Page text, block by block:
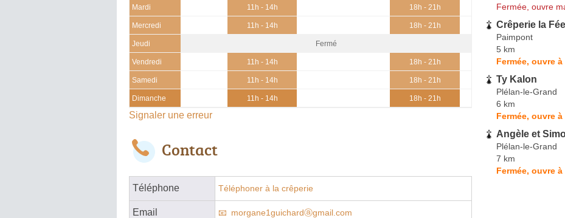
Mardi 11h - 14h 18h - 21h
Mercredi 11h - 14h 18h - 21h
Jeudi Fermé
Vendredi 11h - 14h 18h - 21h
Samedi 11h - 14h 18h - 21h
Dimanche 11h - 14h 18h - 21h
Signaler une erreur
Contact
Téléphone Téléphoner à la crêperie
Email morgane1guichardⓐgmail.com
Fermée, ouvre
Crêperie la
Paimpont
5 km
Fermée, ouvre à
Ty Kalon
Plélan-le-Grand
6 km
Fermée, ouvre à
Angèle et
Plélan-le-Grand
7 km
Fermée, ouvre à